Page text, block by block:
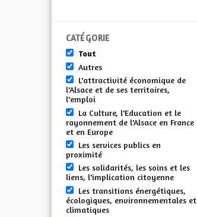
CATÉGORIE
Tout
Autres
L'attractivité économique de
l'Alsace et de ses territoires,
l'emploi
La Culture, l'Education et le
rayonnement de l'Alsace en France
et en Europe
Les services publics en
proximité
Les solidarités, les soins et les
liens, l'implication citoyenne
Les transitions énergétiques,
écologiques, environnementales et
climatiques